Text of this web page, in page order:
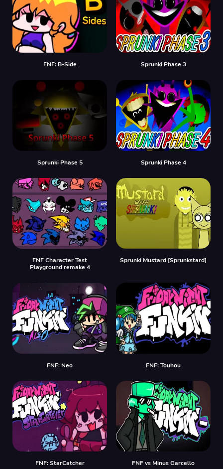
FNF: B-Side Sprunki Phase 3
Sprunki Phase 5 Sprunki Phase 4
FNF Character Test
Playground remake 4
Sprunki Mustard [Sprunkstard]
FNF: Neo FNF: Touhou
FNF: StarCatcher FNF vs Minus Garcello